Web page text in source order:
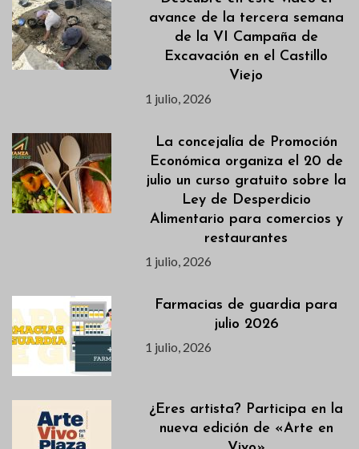
avance de la tercera semana
de la VI Campaña de
Excavación en el Castillo
Viejo
1 julio, 2026
La concejalía de Promoción
Económica organiza el 20 de
julio un curso gratuito sobre la
Ley de Desperdicio
Alimentario para comercios y
restaurantes
1 julio, 2026
Farmacias de guardia para
julio 2026
1 julio, 2026
¿Eres artista? Participa en la
nueva edición de «Arte en